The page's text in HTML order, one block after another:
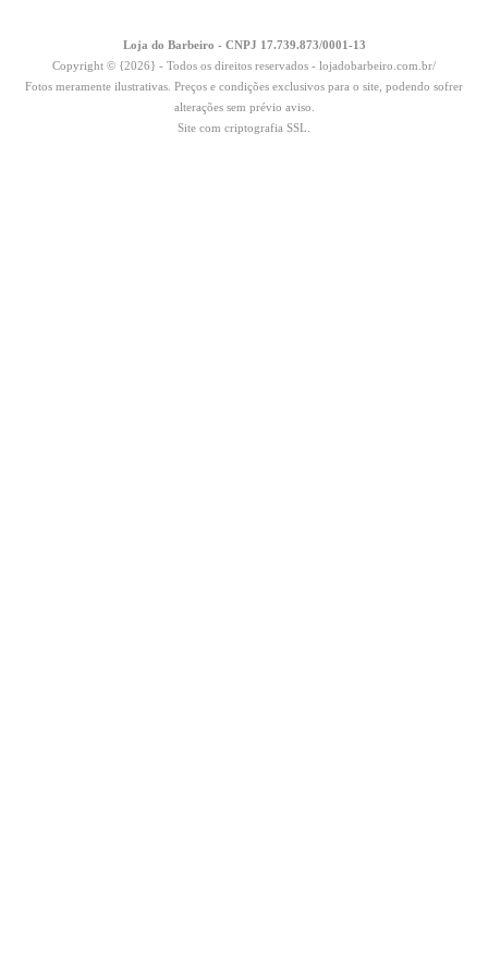
Loja do Barbeiro - CNPJ 17.739.873/0001-13
Copyright © {2026} - Todos os direitos reservados - lojadobarbeiro.com.br/
Fotos meramente ilustrativas. Preços e condições exclusivos para o site, podendo sofrer
alterações sem prévio aviso.
Site com criptografia SSL.